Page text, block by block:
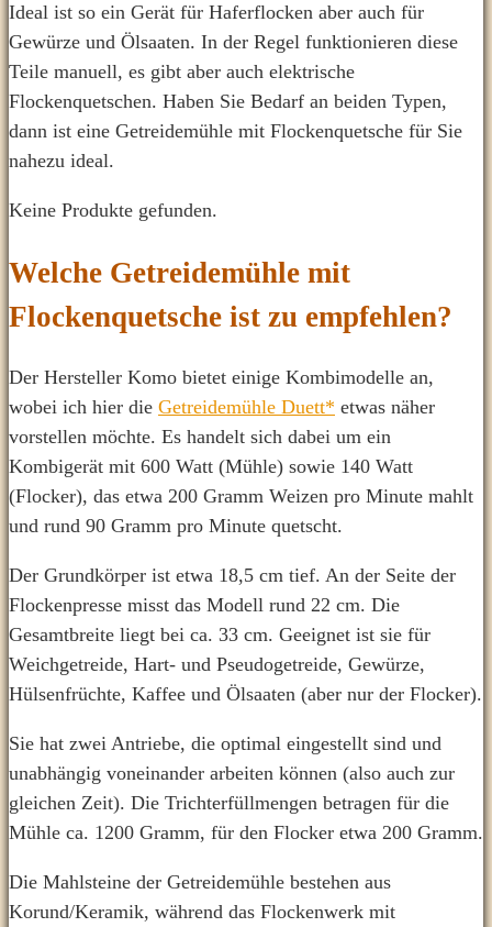
Ideal ist so ein Gerät für Haferflocken aber auch für
Gewürze und Ölsaaten. In der Regel funktionieren diese
Teile manuell, es gibt aber auch elektrische
Flockenquetschen. Haben Sie Bedarf an beiden Typen,
dann ist eine Getreidemühle mit Flockenquetsche für Sie
nahezu ideal.
Keine Produkte gefunden.
Welche Getreidemühle mit
Flockenquetsche ist zu empfehlen?
Der Hersteller Komo bietet einige Kombimodelle an,
wobei ich hier die Getreidemühle Duett* etwas näher
vorstellen möchte. Es handelt sich dabei um ein
Kombigerät mit 600 Watt (Mühle) sowie 140 Watt
(Flocker), das etwa 200 Gramm Weizen pro Minute mahlt
und rund 90 Gramm pro Minute quetscht.
Der Grundkörper ist etwa 18,5 cm tief. An der Seite der
Flockenpresse misst das Modell rund 22 cm. Die
Gesamtbreite liegt bei ca. 33 cm. Geeignet ist sie für
Weichgetreide, Hart- und Pseudogetreide, Gewürze,
Hülsenfrüchte, Kaffee und Ölsaaten (aber nur der Flocker).
Sie hat zwei Antriebe, die optimal eingestellt sind und
unabhängig voneinander arbeiten können (also auch zur
gleichen Zeit). Die Trichterfüllmengen betragen für die
Mühle ca. 1200 Gramm, für den Flocker etwa 200 Gramm.
Die Mahlsteine der Getreidemühle bestehen aus
Korund/Keramik, während das Flockenwerk mit